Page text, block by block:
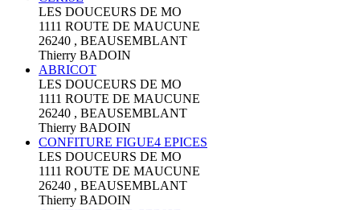
LES DOUCEURS DE MO
1111 ROUTE DE MAUCUNE
26240 , BEAUSEMBLANT
Thierry BADOIN
ABRICOT
LES DOUCEURS DE MO
1111 ROUTE DE MAUCUNE
26240 , BEAUSEMBLANT
Thierry BADOIN
CONFITURE FIGUE4 EPICES
LES DOUCEURS DE MO
1111 ROUTE DE MAUCUNE
26240 , BEAUSEMBLANT
Thierry BADOIN